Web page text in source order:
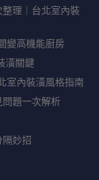
理｜台北室內裝
變高機能廚房
潢關鍵
室內裝潢風格指南
題一次解析
妙招